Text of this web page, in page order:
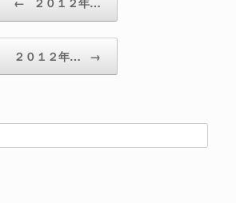
２０１２年… →